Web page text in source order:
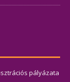
pályázata